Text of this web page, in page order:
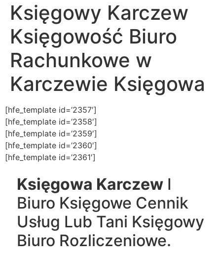
Księgowy Karczew
Księgowość Biuro
Rachunkowe w
Karczewie Księgowa
[hfe_template id=’2357′]
[hfe_template id=’2358′]
[hfe_template id=’2359′]
[hfe_template id=’2360′]
[hfe_template id=’2361′]
Księgowa Karczew I
Biuro Księgowe Cennik
Usług Lub Tani Księgowy
Biuro Rozliczeniowe.